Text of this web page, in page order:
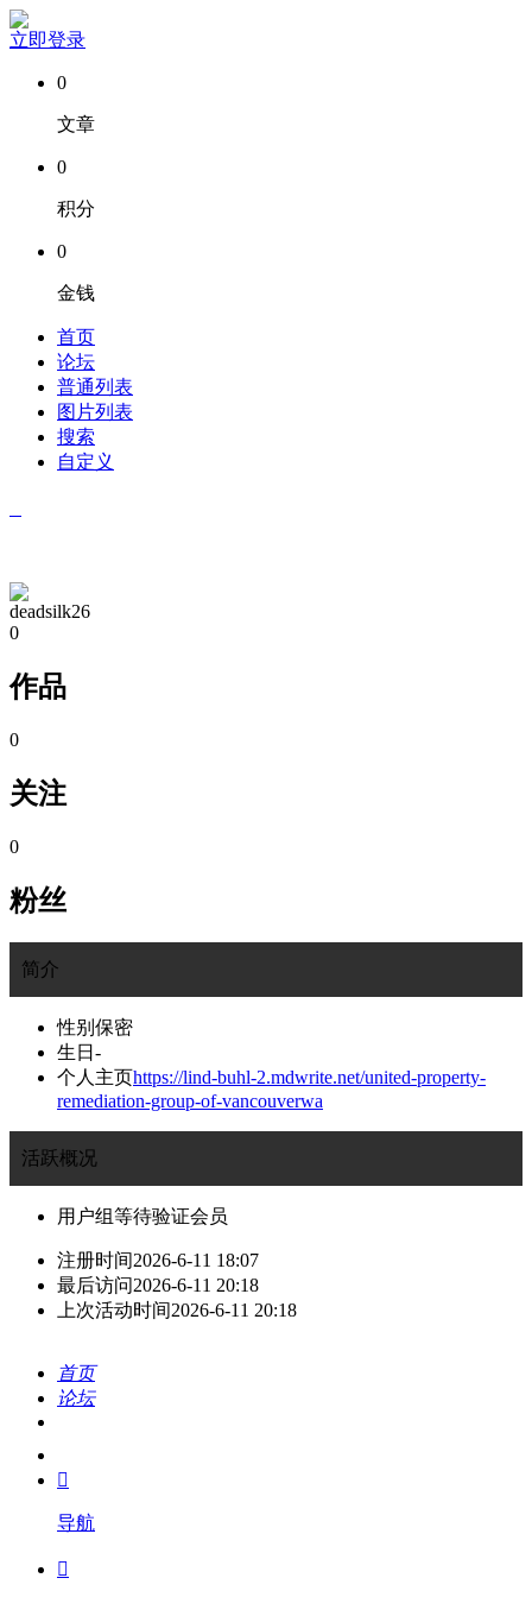
立即登录
0
文章
0
积分
0
金钱
首页
论坛
普通列表
图片列表
搜索
自定义
deadsilk26
0
作品
0
关注
0
粉丝
简介
性别 保密
生日 -
个人主页https://lind-buhl-2.mdwrite.net/united-property-
remediation-group-of-vancouverwa
活跃概况
用户组等待验证会员
注册时间2026-6-11 18:07
最后访问2026-6-11 20:18
上次活动时间2026-6-11 20:18
首页
论坛
我的

导航
